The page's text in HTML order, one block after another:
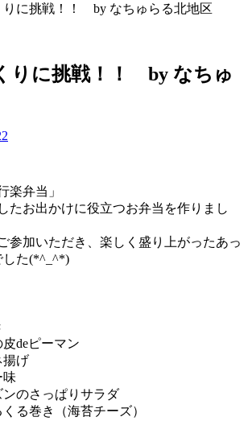
りに挑戦！！ by なちゅらる北地区
りに挑戦！！ by なちゅ
楽弁当」
たお出かけに役立つお弁当を作りまし
参加いただき、楽しく盛り上がったあっ
した(*^_^*)
deピーマン
揚げ
味
ンのさっぱりサラダ
る巻き（海苔チーズ）